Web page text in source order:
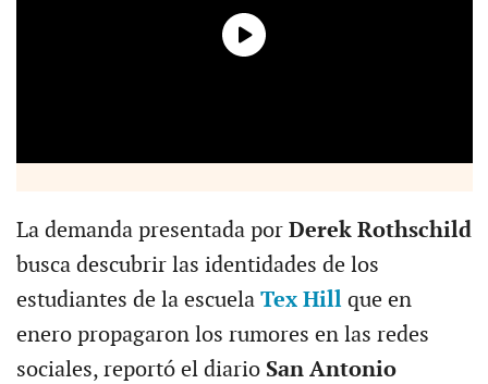
La demanda presentada por Derek Rothschild
busca descubrir las identidades de los
estudiantes de la escuelaTex Hill que en
enero propagaron los rumores en las redes
sociales, reportó el diario San Antonio